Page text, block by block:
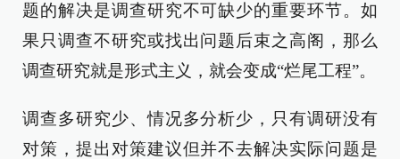
题的解决是调查研究不可缺少的重要环节。如
果只调查不研究或找出问题后束之高阁，那么
调查研究就是形式主义，就会变成“烂尾工程”。
调查多研究少、情况多分析少，只有调研没有
对策，提出对策建议但并不去解决实际问题是